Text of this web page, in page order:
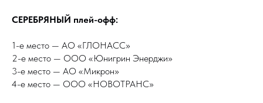
СЕРЕБРЯНЫЙ плей-офф:
1-е место — АО «ГЛОНАСС»
2-е место — ООО «Юнигрин Энерджи»
3-е место — АО «Микрон»
4-е место — ООО «НОВОТРАНС»